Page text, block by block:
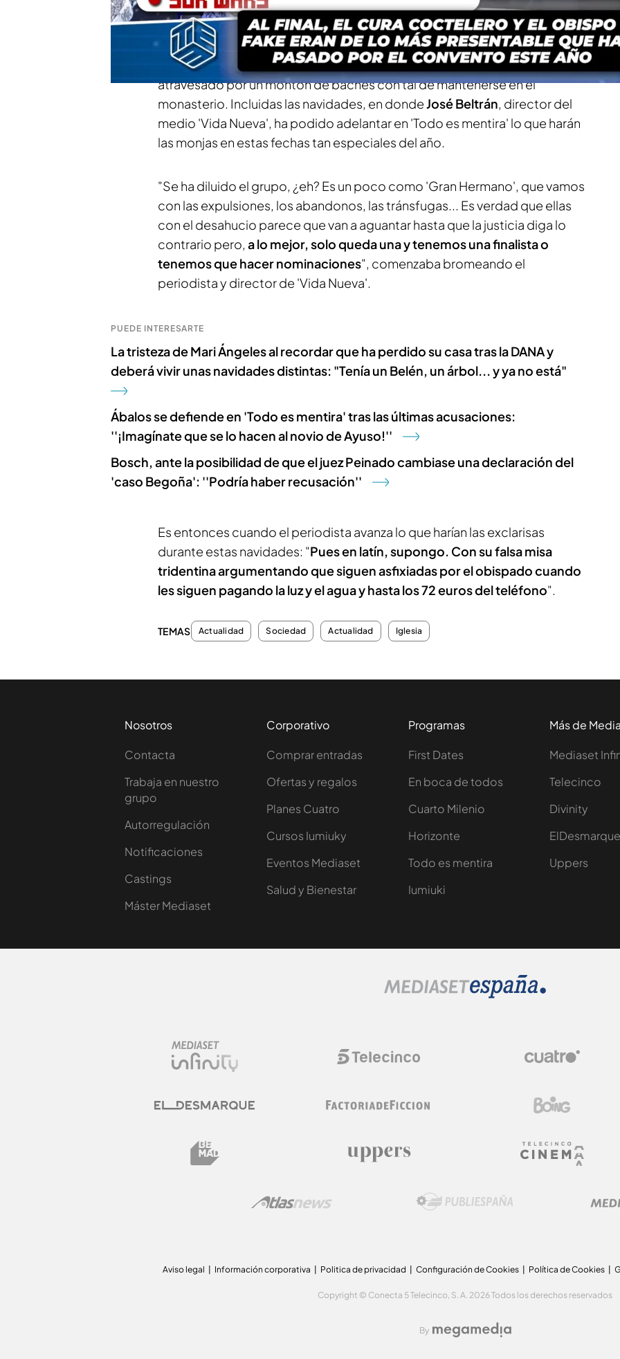
El conflicto de las monjas de Beloradoy su posterior sección 'Sor Wars' ha
sido uno de los temas más seguidos por el programa durante todo el año.
Desde un cura coctelero, hasta un obispo fake, las exclarisas han
atravesado por un montón de baches con tal de mantenerse en el
monasterio. Incluidas las navidades, en dondeJosé Beltrán, director del
medio 'Vida Nueva', ha podido adelantar en 'Todo es mentira' lo que harán
las monjas en estas fechas tan especiales del año.
"Se ha diluido el grupo, ¿eh? Es un poco como 'Gran Hermano', que vamos
con las expulsiones, los abandonos, las tránsfugas... Es verdad que ellas
con el desahucio parece que van a aguantar hasta que la justicia diga lo
contrario pero, a lo mejor, solo queda una y tenemos una finalista o
tenemos que hacer nominaciones", comenzaba bromeando el
periodista y director de 'Vida Nueva'.
PUEDE INTERESARTE
La tristeza de Mari Ángeles al recordar que ha perdido su casa tras la DANA y
deberá vivir unas navidades distintas: "Tenía un Belén, un árbol... y ya no está"
Ábalos se defiende en 'Todo es mentira' tras las últimas acusaciones:
''¡Imagínate que se lo hacen al novio de Ayuso!''
Bosch, ante la posibilidad de que el juez Peinado cambiase una declaración del
'caso Begoña': ''Podría haber recusación''
Es entonces cuando el periodista avanza lo que harían las exclarisas
durante estas navidades: "Pues en latín, supongo. Con su falsa misa
tridentina argumentando que siguen asfixiadas por el obispado cuando
les siguen pagando la luz y el agua y hasta los 72 euros del teléfono".
TEMAS Actualidad Sociedad Actualidad Iglesia
Nosotros
Contacta
Trabaja en nuestro
grupo
Autorregulación
Notificaciones
Castings
Máster Mediaset
Corporativo
Comprar entradas
Ofertas y regalos
Planes Cuatro
Cursos Iumiuky
Eventos Mediaset
Salud y Bienestar
Programas
First Dates
En boca de todos
Cuarto Milenio
Horizonte
Todo es mentira
Iumiuki
Más de
Mediaset
Telecinco
Divinity
ElDesmarque
Uppers
Aviso legal Información corporativa Politica de privacidad Configuración de Cookies Política de Cookies
Copyright © Conecta 5 Telecinco, S. A. 2026 Todos los derechos reservados
By